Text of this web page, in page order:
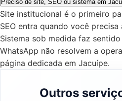
Preciso de site, SEO ou sistema em
Site institucional é o primeiro
SEO entra quando você
Sistema sob medida faz
WhatsApp não resolvem a
página dedicada em Jacuípe.
Outros